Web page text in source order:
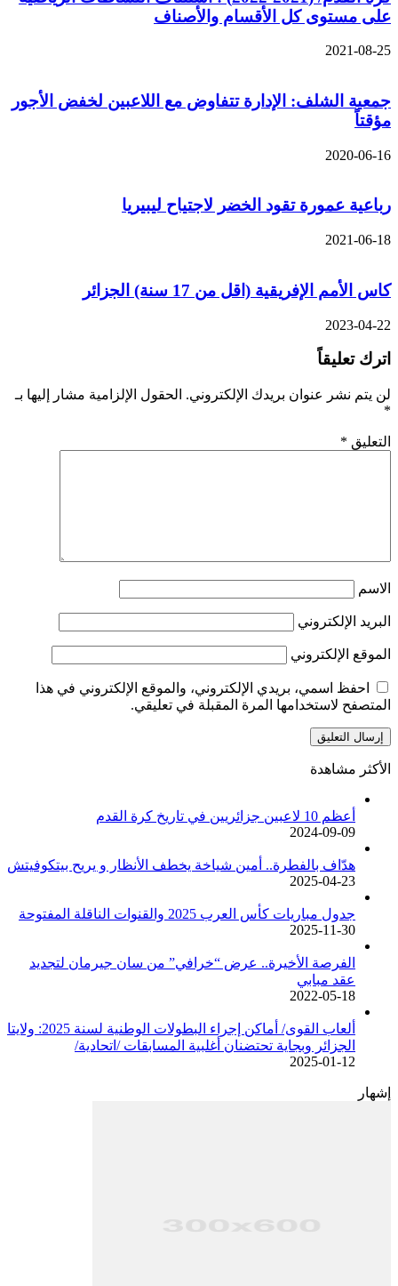
على مستوى كل الأقسام والأصناف
2021-08-25
جمعية الشلف: الإدارة تتفاوض مع اللاعبين لخفض الأجور
مؤقتاً
2020-06-16
رباعية عمورة تقود الخضر لاجتياح ليبيريا
2021-06-18
كاس الأمم الإفريقية (اقل من 17 سنة) الجزائر
2023-04-22
اترك تعليقاً
لن يتم نشر عنوان بريدك الإلكتروني. الحقول الإلزامية مشار إليها بـ
*
التعليق *
الاسم
البريد الإلكتروني
الموقع الإلكتروني
احفظ اسمي، بريدي الإلكتروني، والموقع الإلكتروني في هذا
المتصفح لاستخدامها المرة المقبلة في تعليقي.
الأكثر مشاهدة
أعظم 10 لاعبين جزائريين في تاريخ كرة القدم
2024-09-09
هدّاف بالفطرة.. أمين شياخة يخطف الأنظار و يريح بيتكوفيتش
2025-04-23
جدول مباريات كأس العرب 2025 والقنوات الناقلة المفتوحة
2025-11-30
الفرصة الأخيرة.. عرض “خرافي” من سان جيرمان لتجديد
عقد مبابي
2022-05-18
ألعاب القوى/ أماكن إجراء البطولات الوطنية لسنة 2025: ولايتا
الجزائر وبجاية تحتضنان أغلبية المسابقات /اتحادية/
2025-01-12
إشهار